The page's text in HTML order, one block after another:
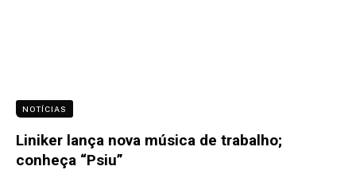
NOTÍCIAS
Liniker lança nova música de trabalho;
conheça “Psiu”